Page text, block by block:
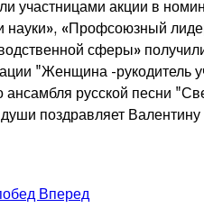
участницами акции в
«Профсоюзный
сферы»
"Женщина -
русской песни
поздравляет
Вперед